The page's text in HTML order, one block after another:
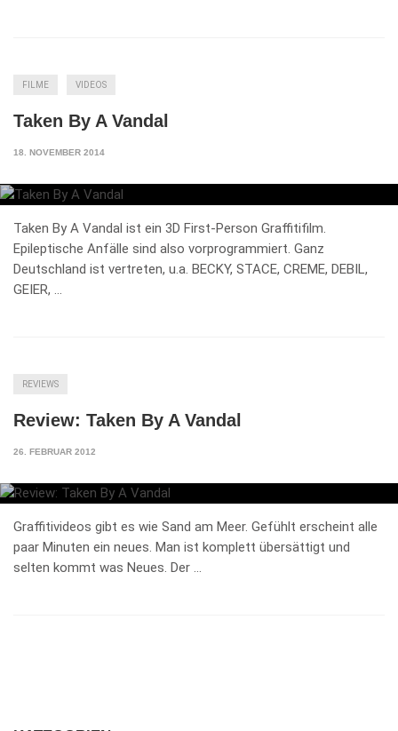
FILME VIDEOS
Taken By A Vandal
18. NOVEMBER 2014
Taken By A Vandal ist ein 3D First-Person Graffitifilm.
Epileptische Anfälle sind also vorprogrammiert. Ganz
Deutschland ist vertreten, u.a. BECKY, STACE, CREME, DEBIL,
GEIER, …
REVIEWS
Review: Taken By A Vandal
26. FEBRUAR 2012
Graffitivideos gibt es wie Sand am Meer. Gefühlt erscheint alle
paar Minuten ein neues. Man ist komplett übersättigt und
selten kommt was Neues. Der …